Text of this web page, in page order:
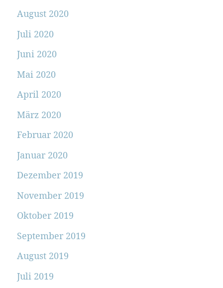
August 2020
Juli 2020
Juni 2020
Mai 2020
April 2020
März 2020
Februar 2020
Januar 2020
Dezember 2019
November 2019
Oktober 2019
September 2019
August 2019
Juli 2019